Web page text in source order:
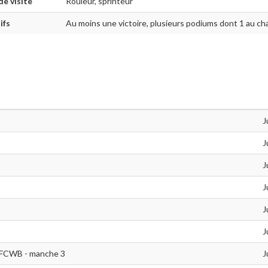
Au moins une victoire, plusieurs podiums dont 1 au
- manche 3